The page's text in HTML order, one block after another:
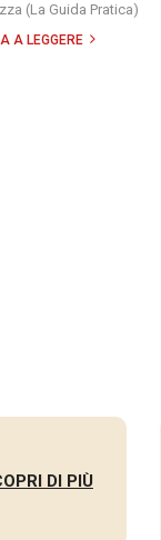
(La Guida Pratica)
A LEGGERE
DI PIÙ